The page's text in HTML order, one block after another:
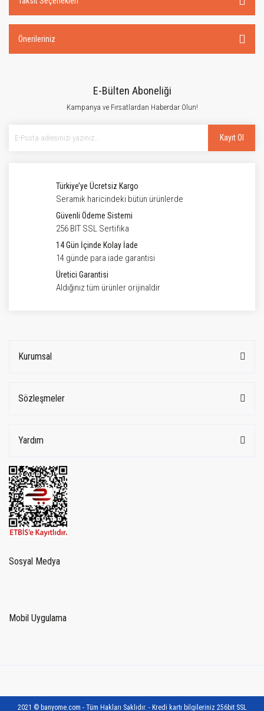
Önerileriniz
E-Bülten Aboneliği
Kampanya ve Fırsatlardan Haberdar Olun!
Kayıt Ol
Türkiye’ye Ücretsiz Kargo
Seramik haricindeki bütün ürünlerde
Güvenli Ödeme Sistemi
256 BIT SSL Sertifika
14 Gün İçinde Kolay İade
14 günde para iade garantisi
Üretici Garantisi
Aldığınız tüm ürünler orijinaldir
Kurumsal
Sözleşmeler
Yardım
Sosyal Medya
Mobil Uygulama
2021 © banyome.com - Tüm Hakları Saklıdır. - Kredi kartı bilgileriniz 256bit SSL